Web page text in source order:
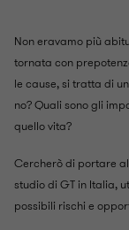
Non eravamo più
tornata con
le cause, si tratta di
no? Quali sono gli
quello vita?
Cercherò di portare
studio di GT in Italia,
possibili rischi e